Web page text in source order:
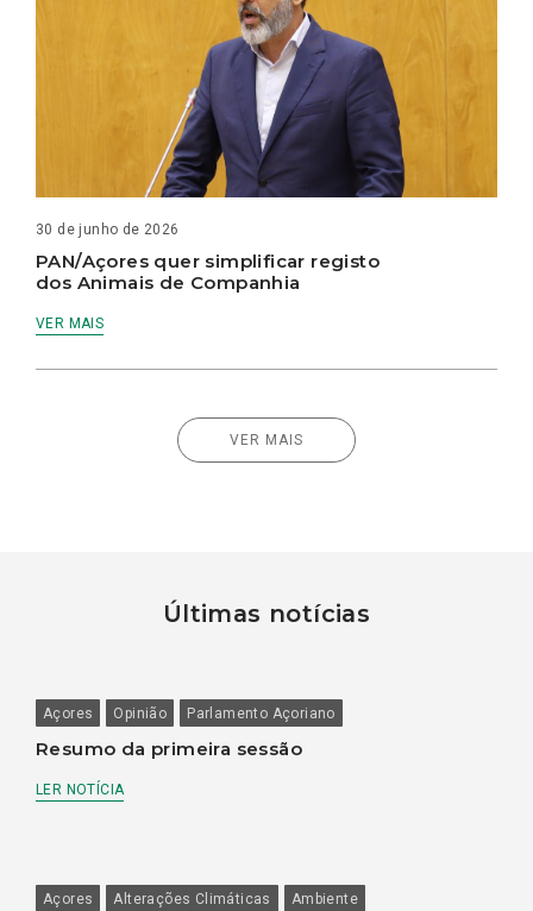
30 de junho de 2026
PAN/Açores quer simplificar registo
dos Animais de Companhia
VER MAIS
VER MAIS
Últimas notícias
Açores Opinião Parlamento Açoriano
Resumo da primeira sessão
LER NOTÍCIA
Açores Alterações Climáticas Ambiente